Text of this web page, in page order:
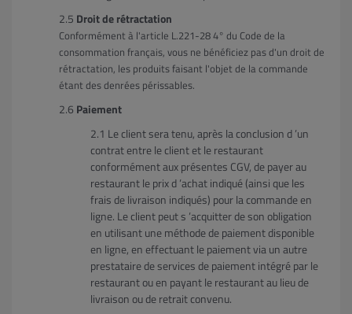
Droit de rétractation
Conformément à l'article L.221-28 4° du Code de la
consommation français, vous ne bénéficiez pas d'un droit de
rétractation, les produits faisant l'objet de la commande
étant des denrées périssables.
Paiement
Le client sera tenu, après la conclusion d ’un
contrat entre le client et le restaurant
conformément aux présentes CGV, de payer au
restaurant le prix d ’achat indiqué (ainsi que les
frais de livraison indiqués) pour la commande en
ligne. Le client peut s ’acquitter de son obligation
en utilisant une méthode de paiement disponible
en ligne, en effectuant le paiement via un autre
prestataire de services de paiement intégré par le
restaurant ou en payant le restaurant au lieu de
livraison ou de retrait convenu.